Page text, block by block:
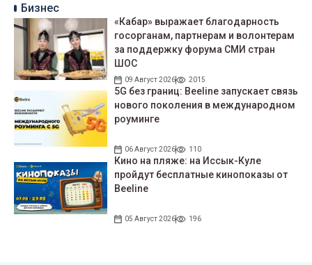
Бизнес
«Кабар» выражает благодарность
госорганам, партнерам и волонтерам
за поддержку форума СМИ стран
ШОС
09 Август 2026 2015
5G без границ: Beeline запускает связь
нового поколения в международном
роуминге
06 Август 2026 110
Кино на пляже: на Иссык-Куле
пройдут беcплатные кинопоказы от
Beeline
05 Август 2026 196